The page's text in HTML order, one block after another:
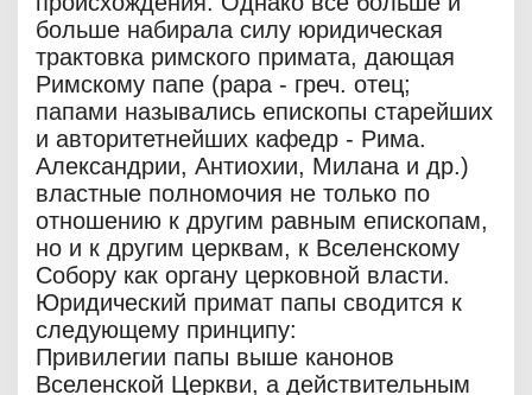
больше набирала силу юридическая
трактовка римского примата, дающая
Римскому папе (papa - греч. отец;
папами назывались епископы старейших
и авторитетнейших кафедр - Рима.
Александрии, Антиохии, Милана и др.)
властные полномочия не только по
отношению к другим равным епископам,
но и к другим церквам, к Вселенскому
Собору как органу церковной власти.
Юридический примат папы сводится к
следующему принципу:
Привилегии папы выше канонов
Вселенской Церкви, а действительным